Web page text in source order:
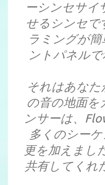
ーシンセサイ
せるシンセで
ラミングが
ントパネル
それはあな
の音の地面を
ンサーは、
多くのシー
更を加えまし
共有してくれ